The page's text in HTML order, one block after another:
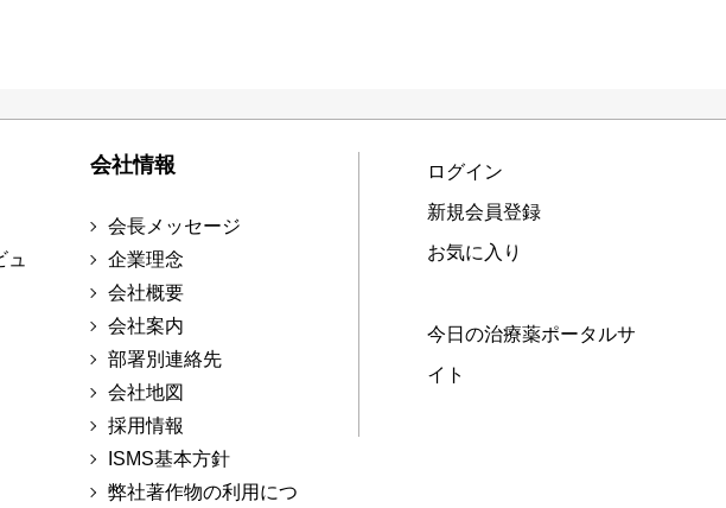
会社情報
会長メッセージ
企業理念
会社概要
会社案内
部署別連絡先
会社地図
採用情報
ISMS基本方針
弊社著作物の利用につ
ログイン
新規会員登録
お気に入り
今日の治療薬ポータルサ
イト